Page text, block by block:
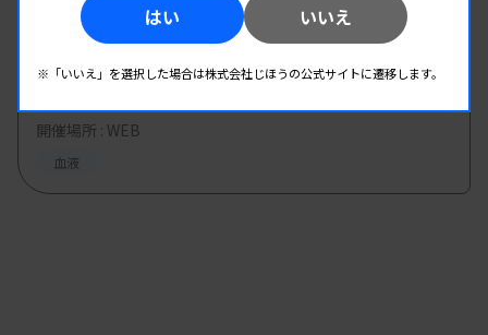
2026.08.19 08.19
血液WEB研修会
開催場所 : WEB
血液
はい いいえ
※「いいえ」を選択した場合は株式会社じほうの公式サイトに遷移します。